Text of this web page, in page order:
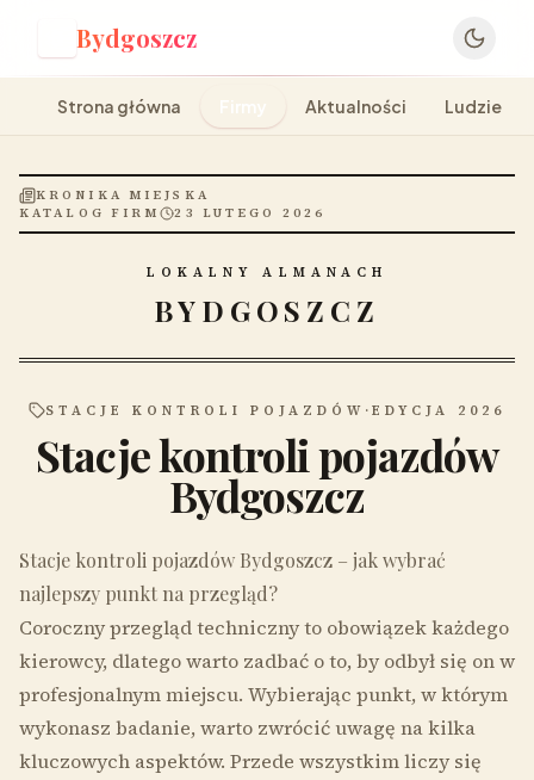
Bydgoszcz
Strona główna Firmy Aktualności Ludzie
KRONIKA MIEJSKA
KATALOG FIRM
23 LUTEGO 2026
LOKALNY ALMANACH
BYDGOSZCZ
STACJE KONTROLI POJAZDÓW ·EDYCJA 2026
Stacje kontroli pojazdów
Bydgoszcz
Stacje kontroli pojazdów Bydgoszcz – jak wybrać
najlepszy punkt na przegląd?
Coroczny przegląd techniczny to obowiązek każdego
kierowcy, dlatego warto zadbać o to, by odbył się on w
profesjonalnym miejscu. Wybierając punkt, w którym
wykonasz badanie, warto zwrócić uwagę na kilka
kluczowych aspektów. Przede wszystkim liczy się